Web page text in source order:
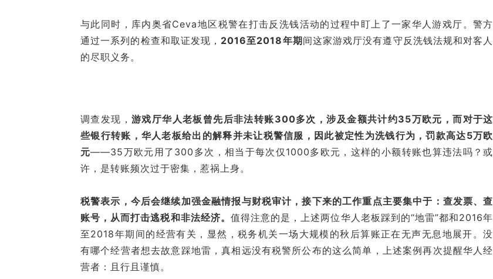
与此同时，库内奥省Ceva地区税警在打击反洗钱活动的过程中盯上了一家华人游戏厅。警方
通过一系列的检查和取证发现， 2016至2018年期间这家游戏厅没有遵守反洗钱法规和对客人
的尽职义务。
调查发现，游戏厅华人老板曾先后非法转账300多次，涉及金额共计约35万欧元，而对于这
些银行转账，华人老板给出的解释并未让税警信服，因此被定性为洗钱行为，罚款高达5万欧
元——35万欧元用了300多次，相当于每次仅1000多欧元，这样的小额转账也算违法吗？或
许，是转账频次过于密集，惹祸上身。
税警表示，今后会继续加强金融情报与财税审计，接下来的工作重点主要集中于： 查发票、查
账号，从而打击逃税和非法经济。 值得注意的是，上述两位华人老板踩到的“地雷”都和2016年
至2018年期间的经营有关，显然，税务机关一场大规模的秋后算账正在无声无息地展开。没
有哪个经营者想去故意踩地雷，真相远没有税警所公布的这么简单，上述案例再次提醒华人经
营者：且行且谨慎。